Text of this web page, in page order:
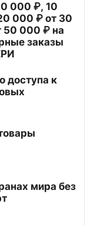
000 ₽, 10
000 ₽ от 30
50 000 ₽ на
заказы
доступа к
мира без